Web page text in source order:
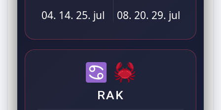
04. 14. 25. jul 08. 20. 29. jul
RAK